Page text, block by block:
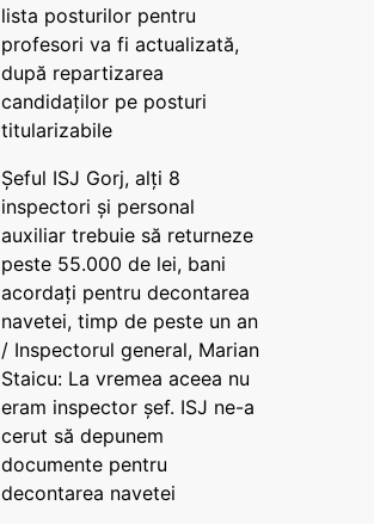
lista posturilor pentru
profesori va fi actualizată,
după repartizarea
candidaților pe posturi
titularizabile
Șeful ISJ Gorj, alți 8
inspectori și personal
auxiliar trebuie să returneze
peste 55.000 de lei, bani
acordați pentru decontarea
navetei, timp de peste un an
/ Inspectorul general, Marian
Staicu: La vremea aceea nu
eram inspector șef. ISJ ne-a
cerut să depunem
documente pentru
decontarea navetei